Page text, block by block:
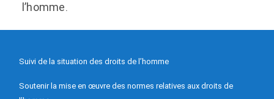
Suivi de la situation des droits de l’homme
Soutenir la mise en œuvre des normes relatives aux droits de
l’homme.